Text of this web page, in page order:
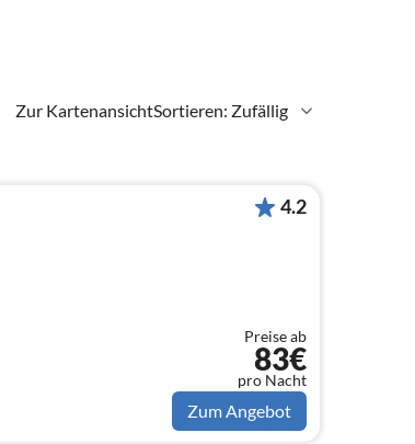
Zur KartenansichtSortieren: Zufällig
4.2
Preise ab
83€
pro Nacht
Zum Angebot